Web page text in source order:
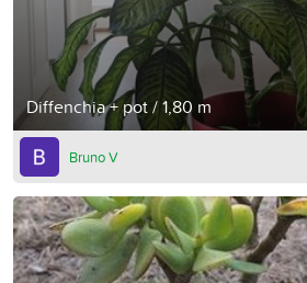
Diffenchia + pot / 1,80 m
Bruno V